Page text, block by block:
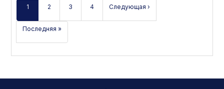
1 2 3 4 Следующая ›
Последняя »